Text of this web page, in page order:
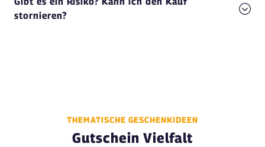
stornieren?
THEMATISCHE GESCHENKIDEEN
Gutschein Vielfalt